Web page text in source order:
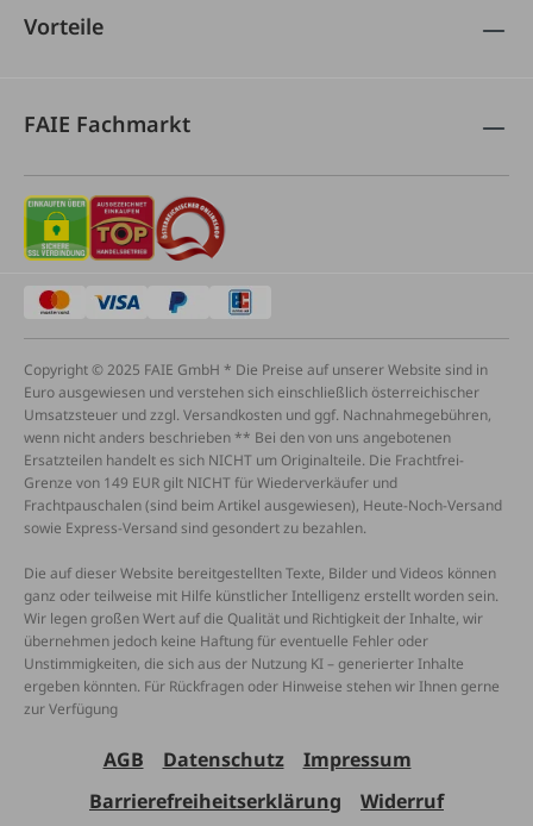
Vorteile
FAIE Fachmarkt
Copyright © 2025 FAIE GmbH * Die Preise auf unserer Website sind in
Euro ausgewiesen und verstehen sich einschließlich österreichischer
Umsatzsteuer und zzgl. Versandkosten und ggf. Nachnahmegebühren,
wenn nicht anders beschrieben ** Bei den von uns angebotenen
Ersatzteilen handelt es sich NICHT um Originalteile. Die Frachtfrei-
Grenze von 149 EUR gilt NICHT für Wiederverkäufer und
Frachtpauschalen (sind beim Artikel ausgewiesen), Heute-Noch-Versand
sowie Express-Versand sind gesondert zu bezahlen.
Die auf dieser Website bereitgestellten Texte, Bilder und Videos können
ganz oder teilweise mit Hilfe künstlicher Intelligenz erstellt worden sein.
Wir legen großen Wert auf die Qualität und Richtigkeit der Inhalte, wir
übernehmen jedoch keine Haftung für eventuelle Fehler oder
Unstimmigkeiten, die sich aus der Nutzung KI – generierter Inhalte
ergeben könnten. Für Rückfragen oder Hinweise stehen wir Ihnen gerne
zur Verfügung
AGB Datenschutz
Impressum
Barrierefreiheitserklärung
Widerruf